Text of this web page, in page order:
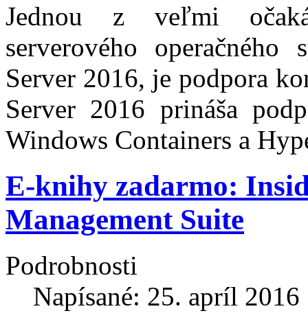
Jednou z veľmi
serverového
Server 2016, je podpora
Server 2016 prináša
Windows Containers a
E-knihy zadarmo:
Management Suite
Podrobnosti
Napísané: 25. apríl 2016